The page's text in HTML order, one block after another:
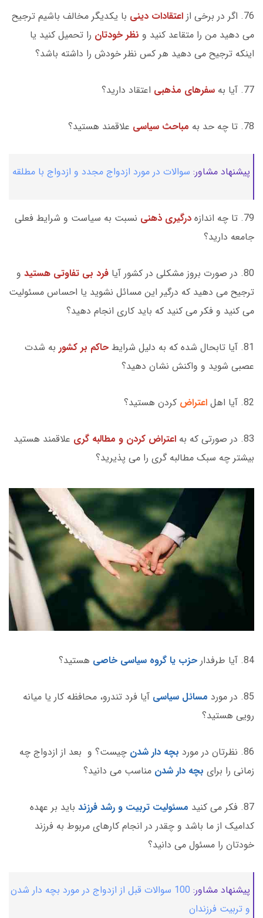
76. اگر در برخی از اعتقادات دینی با یکدیگر مخالف باشیم ترجیح
می دهید من را متقاعد کنید و نظر خودتان را تحمیل کنید یا
اینکه ترجیح می دهید هر کس نظر خودش را داشته باشد؟
77. آیا به سفرهای مذهبی اعتقاد دارید؟
78. تا چه حد به مباحث سیاسی علاقمند هستید؟
پیشنهاد مشاور: سوالات در مورد ازدواج مجدد و ازدواج با مطلقه
79. تا چه اندازه درگیری ذهنی نسبت به سیاست و شرایط فعلی
جامعه دارید؟
80. در صورت بروز مشکلی در کشور آیا فرد بی تفاوتی هستید و
ترجیح می دهید که درگیر این مسائل نشوید یا احساس مسئولیت
می کنید و فکر می کنید که باید کاری انجام دهید؟
81. آیا تابحال شده که به دلیل شرایط حاکم بر کشور به شدت
عصبی شوید و واکنش نشان دهید؟
82. آیا اهل اعتراض کردن هستید؟
83. در صورتی که به اعتراض کردن و مطالبه گری علاقمند هستید
بیشتر چه سبک مطالبه گری را می پذیرید؟
84. آیا طرفدار حزب یا گروه سیاسی خاصی هستید؟
85. در مورد مسائل سیاسی آیا فرد تندرو، محافظه کار یا میانه
رویی هستید؟
86. نظرتان در مورد بچه دار شدن چیست؟ و بعد از ازدواج چه
زمانی را برای بچه دار شدن مناسب می دانید؟
87. فکر می کنید مسئولیت تربیت و رشد فرزند باید بر عهده
کدامیک از ما باشد و چقدر در انجام کارهای مربوط به فرزند
خودتان را مسئول می دانید؟
پیشنهاد مشاور:
100 سوالات قبل از ازدواج در مورد بچه دار شدن
و تربیت فرزندان